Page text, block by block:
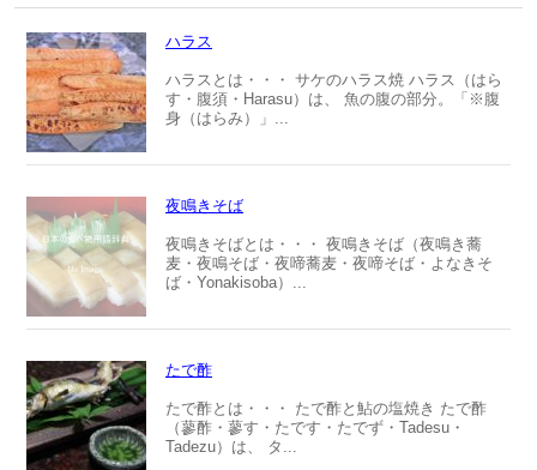
ハラス
ハラスとは・・・ サケのハラス焼 ハラス（はら
す・腹須・Harasu）は、 魚の腹の部分。「※腹
身（はらみ）」...
夜鳴きそば
夜鳴きそばとは・・・ 夜鳴きそば（夜鳴き蕎
麦・夜鳴そば・夜啼蕎麦・夜啼そば・よなきそ
ば・Yonakisoba）...
たで酢
たで酢とは・・・ たで酢と鮎の塩焼き たで酢
（蓼酢・蓼す・たです・たでず・Tadesu・
Tadezu）は、 タ...